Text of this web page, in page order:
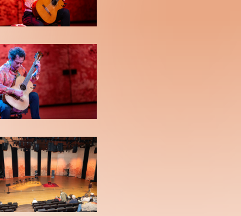
220126_0387_wb
JJW-
SdS-
220126_0393_wb
JJW-
SdS-
PH-
220126-
3921_wb